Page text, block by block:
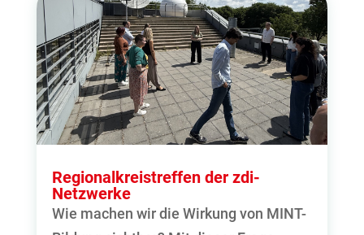
Regionalkreistreffen der zdi-
Netzwerke
Wie machen wir die Wirkung von MINT-